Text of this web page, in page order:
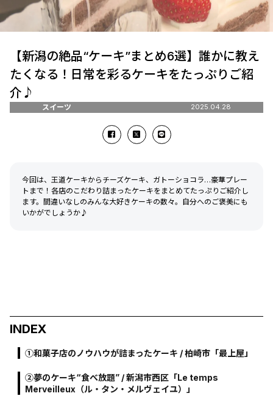
【新潟の絶品“ケーキ”まとめ6選】誰かに教え
たくなる！日常を彩るケーキをたっぷりご紹
介♪
スイーツ 2025.04.28
今回は、王道ケーキからチーズケーキ、ガトーショコラ…豪華プレー
トまで！各店のこだわり詰まったケーキをまとめてたっぷりご紹介し
ます。間違いなしのみんな大好きケーキの数々。自分へのご褒美にも
いかがでしょうか♪
INDEX
①和菓子店のノウハウが詰まったケーキ / 柏崎市「最上屋」
②夢のケーキ“食べ放題” / 新潟市西区「Le temps
Merveilleux（ル・タン・メルヴェイユ）」